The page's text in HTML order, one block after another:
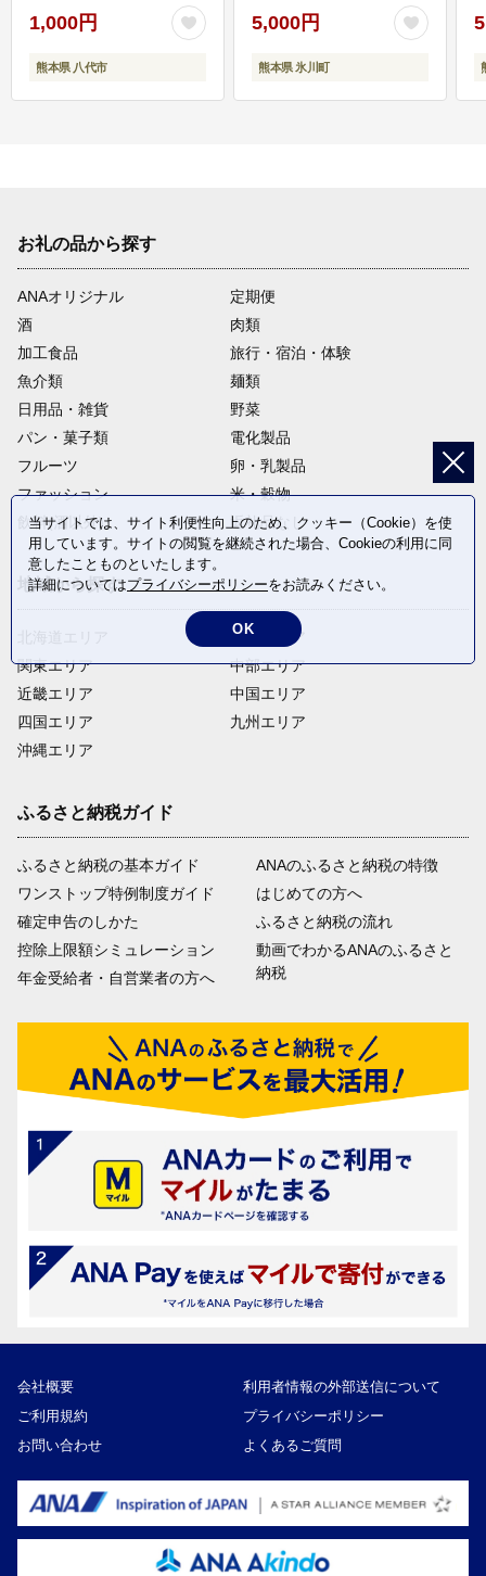
1,000円
熊本県 八代市
5,000円
熊本県 氷川町
お礼の品から探す
ANAオリジナル
定期便
酒
肉類
加工食品
旅行・宿泊・体験
魚介類
麺類
日用品・雑貨
野菜
パン・菓子類
電化製品
フルーツ
卵・乳製品
ファッション
米・穀物
飲料(酒以外)
返礼品なし
地域から探す
関東エリア
近畿エリア
四国エリア
沖縄エリア
東北エリア
中部エリア
中国エリア
九州エリア
ふるさと納税ガイド
ふるさと納税の基本ガイド
ワンストップ特例制度ガイド
確定申告のしかた
控除上限額シミュレーション
年金受給者・自営業者の方へ
ANAのふるさと納税の特徴
はじめての方へ
ふるさと納税の流れ
動画でわかるANAのふるさと
納税
会社概要
利用者情報の外部送信について
ご利用規約
プライバシーポリシー
お問い合わせ
よくあるご質問
当サイトでは、サイト利便性向上のため、クッキー（Cookie）を使
用しています。サイトの閲覧を継続された場合、Cookieの利用に同
意したことものといたします。
詳細についてはプライバシーポリシーをお読みください。
OK